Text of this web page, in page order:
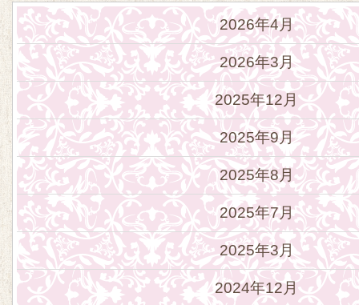
2026年4月
2026年3月
2025年12月
2025年9月
2025年8月
2025年7月
2025年3月
2024年12月